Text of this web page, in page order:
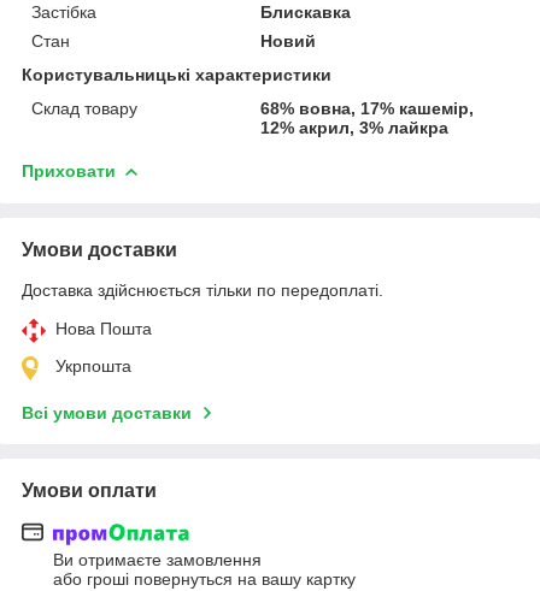
Застібка
Блискавка
Стан
Новий
Користувальницькі характеристики
Склад товару
68% вовна, 17% кашемір,
12% акрил, 3% лайкра
Приховати
Умови доставки
Доставка здійснюється тільки по передоплаті.
Нова Пошта
Укрпошта
Всі умови доставки
Умови оплати
Ви отримаєте замовлення
або гроші повернуться на вашу картку